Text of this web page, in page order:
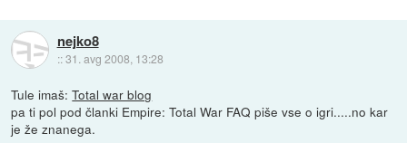
nejko8
::31. avg 2008, 13:28
Tule imaš:Total war blog
pa ti pol pod članki Empire: Total War FAQ piše vse o igri.....no kar
je že znanega.